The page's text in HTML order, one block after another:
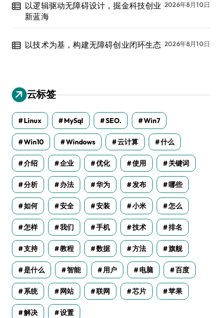
以逻辑驱动无障碍设计，掘金科技创业
新蓝海
2026年8月10日
以技术为基，构建无障碍创业闭环生态 2026年8月10日
云标签
Linux MySql SEO. Win7
Win10 Windows 云计算 什么
介绍 企业 优化 使用 关键词
分析 办法 华为 发布 哪些
如何 安全 安装 小米 怎么
怎样 我们 手机 技术 排名
支持 教程 数据 方法 旗舰
是什么 智能 用户 电脑 百度
系统 网站 联网 芯片 苹果
解决 设置